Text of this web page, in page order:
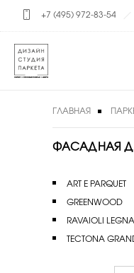
+7 (495) 972-83-54
ГЛАВНАЯ
ФАСАДНАЯ
ART E PARQUET
GREENWOOD
RAVAIOLI
TECTONA